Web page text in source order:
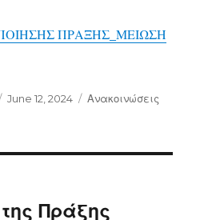
ΠΡΑΞΗΣ_ΜΕΙΩΣΗ
Posted
June 12, 2024 Categories
Ανακοινώσεις
Πράξης